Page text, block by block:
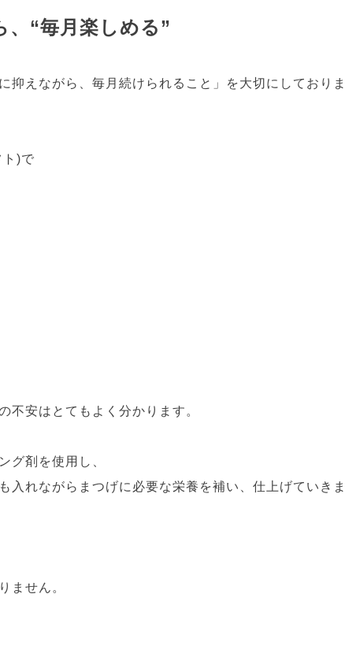
、“毎月楽しめる”
抑えながら、毎月続けられること」を大切にしておりま
ト)で
不安はとてもよく分かります。
グ剤を使用し、
入れながらまつげに必要な栄養を補い、仕上げていきま
ません。